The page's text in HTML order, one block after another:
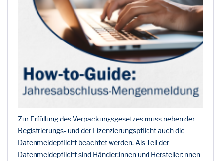
Zur Erfüllung des Verpackungsgesetzes muss neben der
Registrierungs- und der Lizenzierungspflicht auch die
Datenmeldepflicht beachtet werden. Als Teil der
Datenmeldepflicht sind Händler:innen und Hersteller:innen